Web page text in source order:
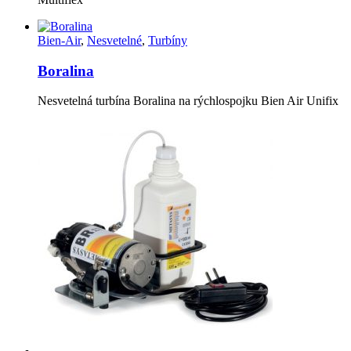
Bien-Air, Nesvetelné, Turbíny
Boralina
Nesvetelná turbína Boralina na rýchlospojku Bien Air Unifix